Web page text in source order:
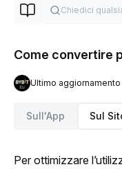
Come convertire
Ultimo
Sull'App Sul
Per ottimizzare